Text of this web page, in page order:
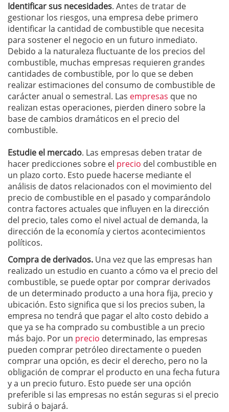
Identificarsus necesidades. Antes de tratar de
gestionar los riesgos, una empresa debe primero
identificar la cantidad de combustible que necesita
para sostener el negocio en un futuro inmediato.
Debido a la naturaleza fluctuante de los precios del
combustible, muchas empresas requieren grandes
cantidades de combustible, por lo que se deben
realizar estimaciones del consumo de combustible de
carácter anual o semestral. Las empresas que no
realizan estas operaciones, pierden dinero sobre la
base de cambios dramáticos en el precio del
combustible.
Estudie el mercado. Las empresas deben tratar de
hacer predicciones sobre el precio del combustible en
un plazo corto. Esto puede hacerse mediante el
análisis de datos relacionados con el movimiento del
precio de combustible en el pasado y comparándolo
contra factores actuales que influyen en la dirección
del precio, tales como el nivel actual de demanda, la
dirección de la economía y ciertos acontecimientos
políticos.
Compra de derivados. Una vez que las empresas han
realizado un estudio en cuanto a cómo va el precio del
combustible, se puede optar por comprar derivados
de un determinado producto a una hora fija, precio y
ubicación. Esto significa que si los precios suben, la
empresa no tendrá que pagar el alto costo debido a
que ya se ha comprado su combustible a un precio
más bajo. Por un precio determinado, las empresas
pueden comprar petróleo directamente o pueden
comprar una opción, es decir el derecho, pero no la
obligación de comprar el producto en una fecha futura
y a un precio futuro. Esto puede ser una opción
preferible si las empresas no están seguras si el precio
subirá o bajará.